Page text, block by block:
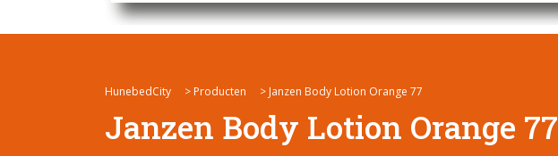
HunebedCity > Producten > Janzen Body Lotion Orange 77
Janzen Body Lotion Orange 77